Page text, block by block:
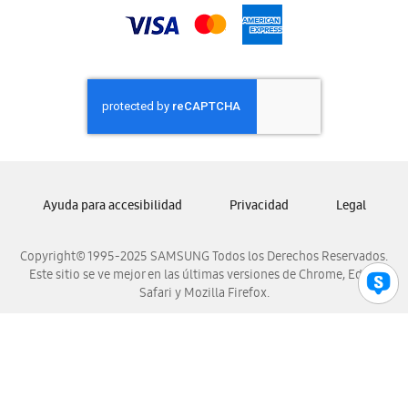
Samsung Nicaragua
Samsung Panamá
Samsung República Dominicana
Samsung Venezuela
Copyright© 1995-2025 SAMSUNG Todos los Derechos Reservados.
Este sitio se ve mejor en las últimas versiones de Chrome, Edge,
Safari y Mozilla Firefox.
Ayuda para accesibilidad Privacidad Legal